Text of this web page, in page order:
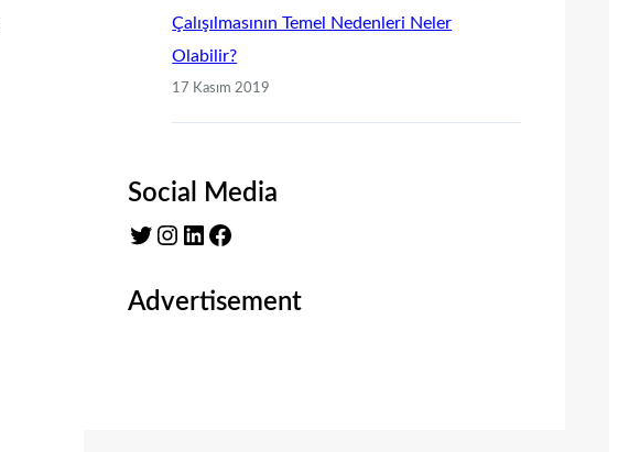
Çalışılmasının Temel Nedenleri Neler
Olabilir?
17 Kasım 2019
Social Media
Twitter
Instagram LinkedIn Facebook
Advertisement